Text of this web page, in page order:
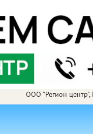
ООО "Регион